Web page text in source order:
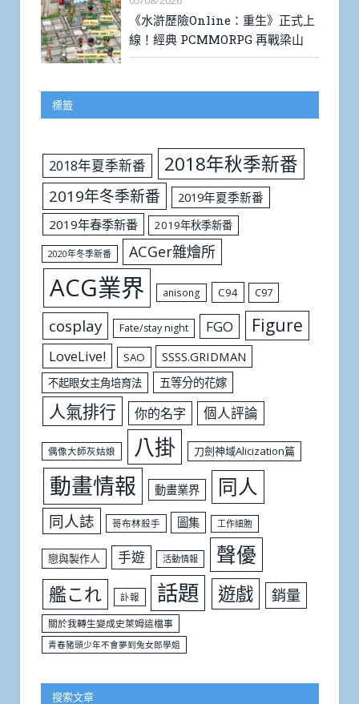
《水滸歷險Online：重生》正式上
線！經典 PCMMORPG 再戰梁山
標籤
2018年夏季新番 2018年秋季新番
2019年冬季新番
2019年夏季新番
2019年春季新番
2019年秋季新番
2020年冬季新番 ACGer雜燴所
ACG業界 anisong C94 C97
cosplay Fate/stay night FGO Figure
LoveLive! SAO SSSS.GRIDMAN
不起眼女主角培育法 五等分的花嫁
人氣排行 你的名字 個人評論
偶像大師灰姑娘 八掛 刀劍神域Alicization篇
動畫情報 動畫業界 同人
同人誌 哥布林殺手 圖集 工作細胞
戀與製作人 手遊 活動情報 聲優
艦これ 訃報 話題 遊戲 銷量
關於我轉生變成史萊姆這檔事
青春豬頭少年不會夢到兔女郎學姐
搜索文章